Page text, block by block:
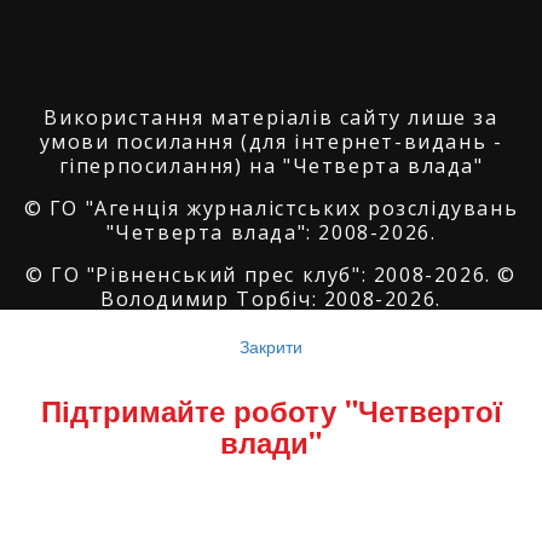
Використання матеріалів сайту лише за
умови посилання (для інтернет-видань -
гіперпосилання) на "Четверта влада"
© ГО "Агенція журналістських розслідувань
"Четверта влада": 2008-2026.
© ГО "Рівненський прес клуб": 2008-2026. ©
Володимир Торбіч: 2008-2026.
SoftGroup
Reserved
Закрити
Підтримайте роботу "Четвертої
влади"